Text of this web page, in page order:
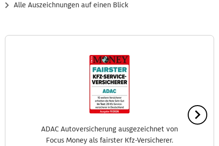
Alle Auszeichnungen auf einen Blick
ADAC Autoversicherung ausgezeichnet von
Focus Money als fairster Kfz-Versicherer.